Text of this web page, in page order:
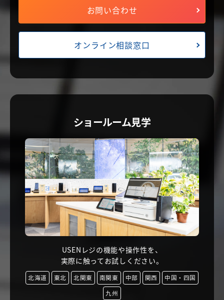
お問い合わせ
オンライン相談窓口
ショールーム見学
USENレジの機能や操作性を、
実際に触ってお試しください。
北海道 東北 北関東 南関東 中部 関西
中国・四国
九州